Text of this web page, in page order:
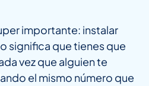
importante: instalar
significa que tienes que
vez que alguien te
el mismo número que